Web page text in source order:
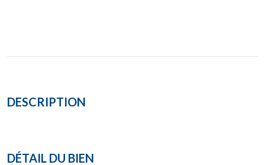
DESCRIPTION
DÉTAIL DU BIEN